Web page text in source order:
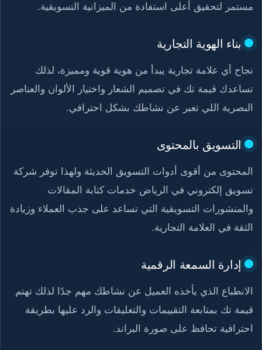
مستمر لتحقيق أعلى استفادة من الميزانية التسويقية.
بناء الهوية التجارية
نجاح أي علامة تجارية يبدأ من هوية قوية ومميزة، لذلك
تساعدك قيمة تك في تصميم الشعار واختيار الألوان والعناصر
البصرية اللي تعبر عن نشاطك بشكل احترافي.
التسويق بالمحتوى
المحتوى من أقوى أدوات التسويق الحديثة ولهذا توفر شركة
تسويق إلكتروني في الرياض خدمات كتابة المقالات
والمنشورات التسويقية التي تساعد على جذب العملاء وزيادة
الثقة في العلامة التجارية.
إدارة السمعة الرقمية
الانطباع الذي يأخذه العميل عن نشاطك مهم جدًا لذلك تهتم
قيمة تك بمتابعة التقييمات والتعليقات والرد عليها بطريقة
احترافية تحافظ على صورة البراند.